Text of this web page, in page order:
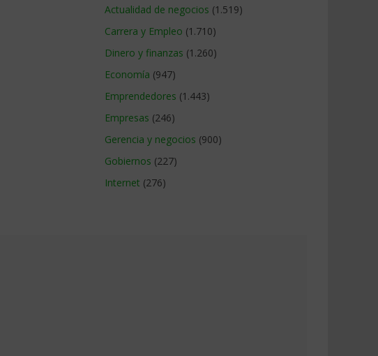
Actualidad de negocios (1.519)
Carrera y Empleo (1.710)
Dinero y finanzas (1.260)
Economía (947)
Emprendedores (1.443)
Empresas (246)
Gerencia y negocios (900)
Gobiernos (227)
Internet (276)